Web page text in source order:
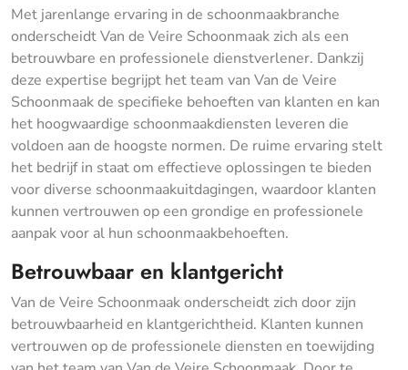
Met jarenlange ervaring in de schoonmaakbranche
onderscheidt Van de Veire Schoonmaak zich als een
betrouwbare en professionele dienstverlener. Dankzij
deze expertise begrijpt het team van Van de Veire
Schoonmaak de specifieke behoeften van klanten en kan
het hoogwaardige schoonmaakdiensten leveren die
voldoen aan de hoogste normen. De ruime ervaring stelt
het bedrijf in staat om effectieve oplossingen te bieden
voor diverse schoonmaakuitdagingen, waardoor klanten
kunnen vertrouwen op een grondige en professionele
aanpak voor al hun schoonmaakbehoeften.
Betrouwbaar en klantgericht
Van de Veire Schoonmaak onderscheidt zich door zijn
betrouwbaarheid en klantgerichtheid. Klanten kunnen
vertrouwen op de professionele diensten en toewijding